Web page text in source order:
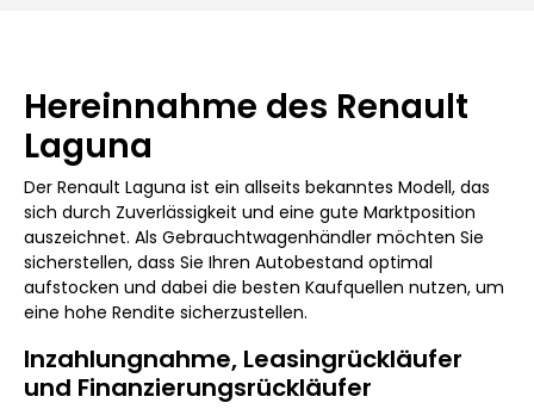
Hereinnahme des Renault
Laguna
Der Renault Laguna ist ein allseits bekanntes Modell, das
sich durch Zuverlässigkeit und eine gute Marktposition
auszeichnet. Als Gebrauchtwagenhändler möchten Sie
sicherstellen, dass Sie Ihren Autobestand optimal
aufstocken und dabei die besten Kaufquellen nutzen, um
eine hohe Rendite sicherzustellen.
Inzahlungnahme, Leasingrückläufer
und Finanzierungsrückläufer